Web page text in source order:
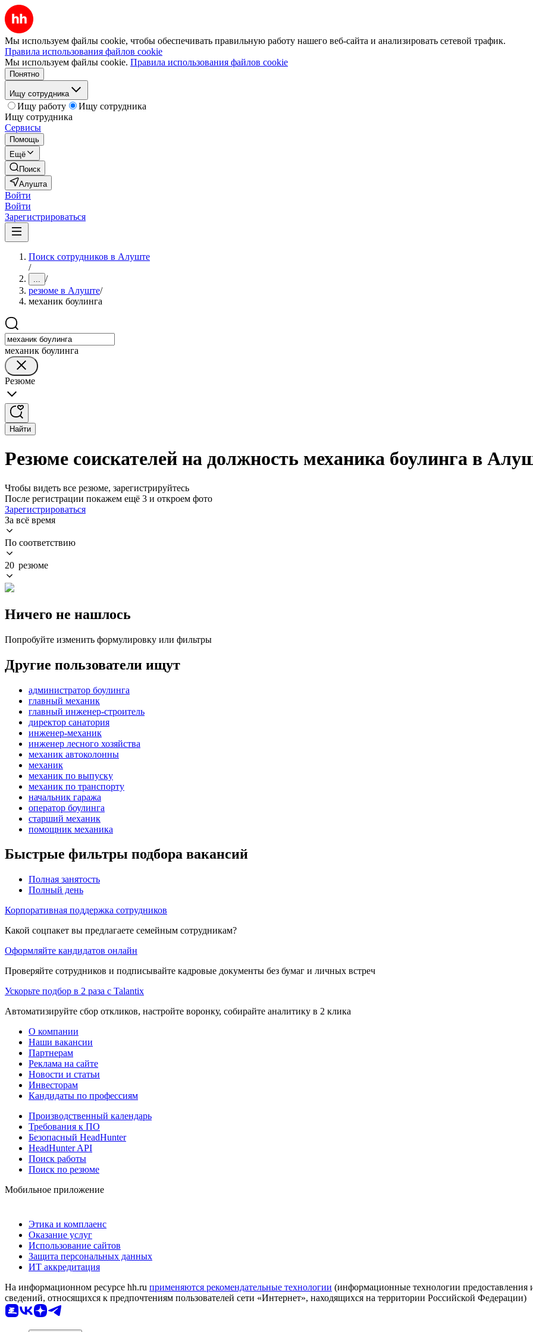
Мы используем файлы cookie, чтобы обеспечивать правильную работу нашего веб-сайта и анализировать сетевой трафик.
Правила использования файлов cookie
Мы используем файлы cookie. Правила использования файлов cookie
Понятно
Ищу сотрудника
Ищу работу
Ищу сотрудника
Ищу сотрудника
Сервисы
Помощь
Ещё
Поиск
Алушта
Войти
Войти
Зарегистрироваться
Поиск сотрудников в Алуште
/
... /
резюме в Алуште/
механик боулинга
механик боулинга
Резюме
Найти
Резюме соискателей на должность механика боулинга в
Чтобы видеть все резюме, зарегистрируйтесь
После регистрации покажем ещё 3 и откроем фото
Зарегистрироваться
За всё время
По соответствию
20 резюме
Ничего не нашлось
Попробуйте изменить формулировку или фильтры
Другие пользователи ищут
администратор боулинга
главный механик
главный инженер-строитель
директор санатория
инженер-механик
инженер лесного хозяйства
механик автоколонны
механик
механик по выпуску
механик по транспорту
начальник гаража
оператор боулинга
старший механик
помощник механика
Быстрые фильтры подбора вакансий
Полная занятость
Полный день
Корпоративная поддержка сотрудников
Какой соцпакет вы предлагаете семейным сотрудникам?
Оформляйте кандидатов онлайн
Проверяйте сотрудников и подписывайте кадровые документы без бумаг и личных встреч
Ускорьте подбор в 2 раза с Talantix
Автоматизируйте сбор откликов, настройте воронку, собирайте аналитику в 2 клика
О компании
Наши вакансии
Партнерам
Реклама на сайте
Новости и статьи
Инвесторам
Кандидаты по профессиям
Производственный календарь
Требования к ПО
Безопасный HeadHunter
HeadHunter API
Поиск работы
Поиск по резюме
Мобильное приложение
Этика и комплаенс
Оказание услуг
Использование сайтов
Защита персональных данных
ИТ аккредитация
На информационном ресурсе hh.ru применяются рекомендательные технологии (информационные технологии предоставления
сведений, относящихся к предпочтениям пользователей сети «Интернет», находящихся на территории Российской Федерации)